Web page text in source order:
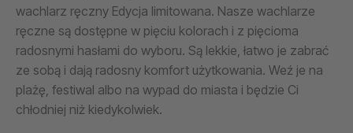
wachlarz ręczny Edycja limitowana. Nasze wachlarze
ręczne są dostępne w pięciu kolorach i z pięcioma
radosnymi hasłami do wyboru. Są lekkie, łatwo je zabrać
ze sobą i dają radosny komfort użytkowania. Weź je na
plażę, festiwal albo na wypad do miasta i będzie Ci
chłodniej niż kiedykolwiek.